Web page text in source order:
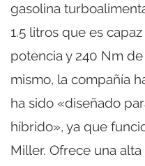
gasolina
1.5 litros que es
potencia y 240 Nm
mismo, la compañía
ha sido «diseñado
híbrido», ya que
Miller. Ofrece una